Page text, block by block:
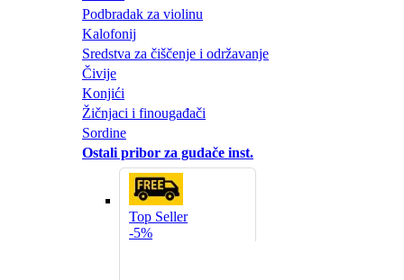
Podbradak za violinu
Kalofonij
Sredstva za čiščenje i održavanje
Čivije
Konjići
Žičnjaci i finougađači
Sordine
Ostali pribor za gudače inst.
Top Seller
-5%